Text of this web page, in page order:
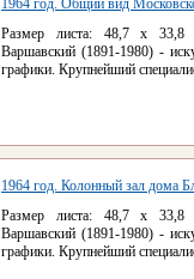
1964 год. Общий вид
Размер листа: 48,7 х
Варшавский (1891-1980) -
графики. Крупнейший
1964 год. Колонный зал дома
Размер листа: 48,7 х
Варшавский (1891-1980) -
графики. Крупнейший